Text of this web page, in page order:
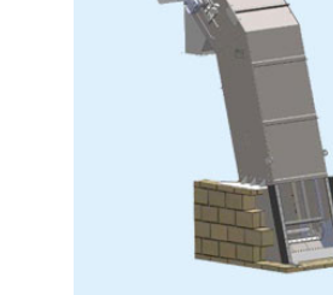
GRIGLIA PER SFIORI O
ROTOSTACCIO -
GRIGLIA A TAMBURO
IMPIANTI DOSAGGIO